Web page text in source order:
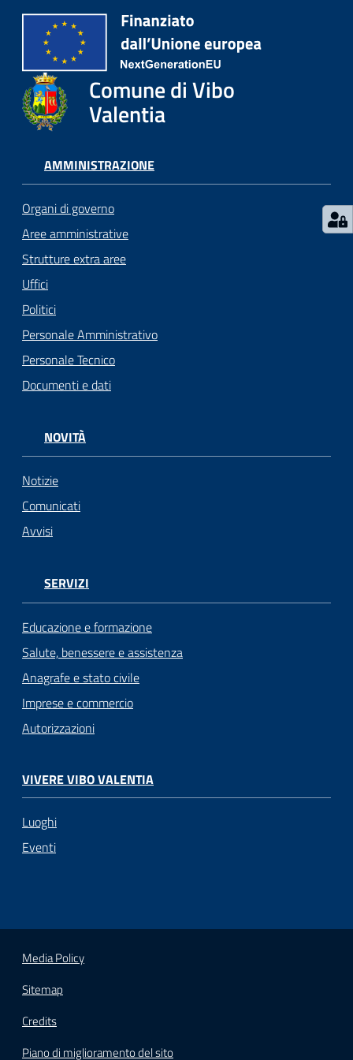
argomenti...
Seguici
su
Comune di Vibo
Valentia
AMMINISTRAZIONE
Organi di governo
Aree amministrative
Strutture extra aree
Uffici
Politici
Personale Amministrativo
Personale Tecnico
Documenti e dati
NOVITÀ
Notizie
Comunicati
Avvisi
SERVIZI
Educazione e formazione
Salute, benessere e assistenza
Anagrafe e stato civile
Imprese e commercio
Autorizzazioni
VIVERE VIBO VALENTIA
Luoghi
Eventi
Media Policy
Sitemap
Credits
Piano di miglioramento del sito